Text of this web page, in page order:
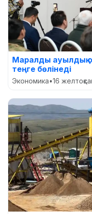
Маралды ауылдық
теңге бөлінеді
Экономика•16